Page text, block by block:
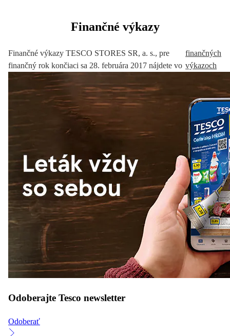
Finančné výkazy
Finančné výkazy TESCO STORES SR, a. s., pre
finančný rok končiaci sa 28. februára 2017 nájdete vo
finančných
výkazoch
Odoberajte Tesco newsletter
Odoberať